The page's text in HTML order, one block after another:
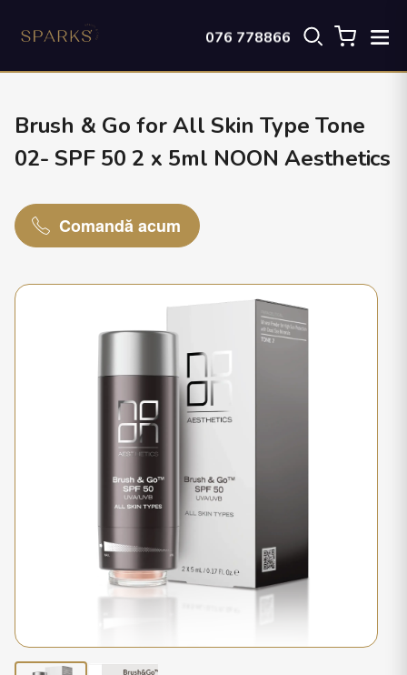
076 778866
Brush & Go for All Skin Type Tone
02- SPF 50 2 x 5ml NOON Aesthetics
Comandă acum